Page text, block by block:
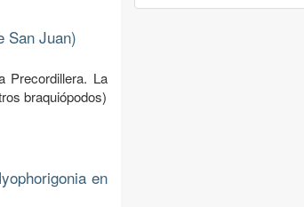
San Juan)
Precordillera. La
braquiópodos)
en